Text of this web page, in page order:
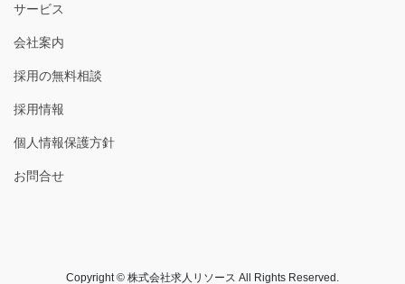
サービス
会社案内
採用の無料相談
採用情報
個人情報保護方針
お問合せ
Copyright © 株式会社求人リソース All Rights Reserved.